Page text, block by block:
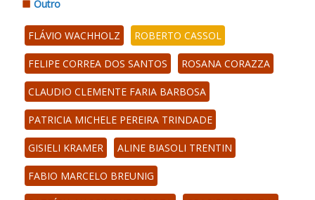
Outro
FLÁVIO WACHHOLZ ROBERTO CASSOL
FELIPE CORREA DOS SANTOS ROSANA CORAZZA
CLAUDIO CLEMENTE FARIA BARBOSA
PATRICIA MICHELE PEREIRA TRINDADE
GISIELI KRAMER ALINE BIASOLI TRENTIN
FABIO MARCELO BREUNIG